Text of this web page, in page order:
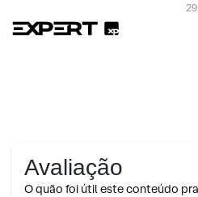
Avaliação
O quão foi útil este conteúdo